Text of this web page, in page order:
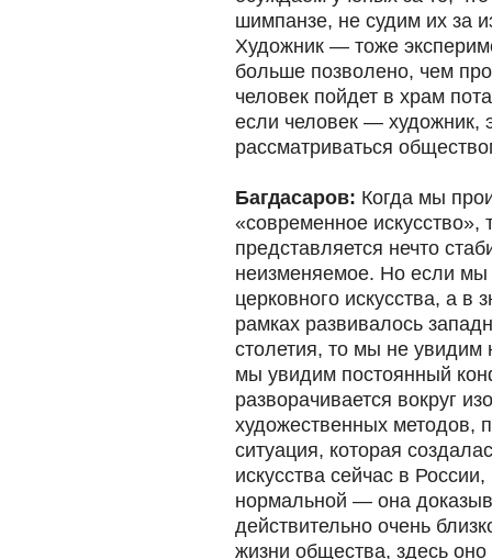
шимпанзе, не судим их за
Художник — тоже
больше позволено, чем
человек пойдет в храм
если человек — художник,
рассматриваться
Багдасаров: Когда мы
«современное
представляется нечто
неизменяемое. Но если
церковного искусства, а в
рамках развивалось
столетия, то мы не увидим
мы увидим постоянный
разворачивается вокруг
художественных методов,
ситуация, которая
искусства сейчас в
нормальной — она
действительно очень
жизни общества, здесь оно